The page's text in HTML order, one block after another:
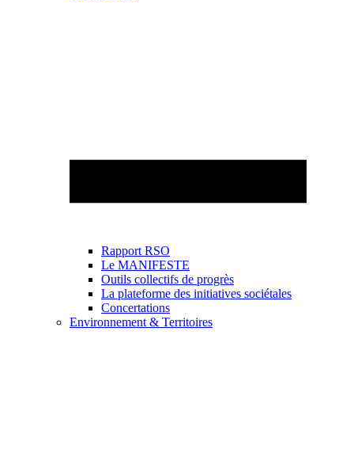
Rapport RSO
Le MANIFESTE
Outils collectifs de progrès
La plateforme des initiatives sociétales
Concertations
Environnement & Territoires